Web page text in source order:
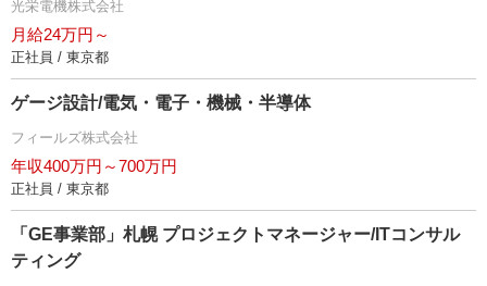
光栄電機株式会社
月給24万円～
正社員 / 東京都
ゲージ設計/電気・電子・機械・半導体
フィールズ株式会社
年収400万円～700万円
正社員 / 東京都
「GE事業部」札幌 プロジェクトマネージャー/ITコンサル
ティング